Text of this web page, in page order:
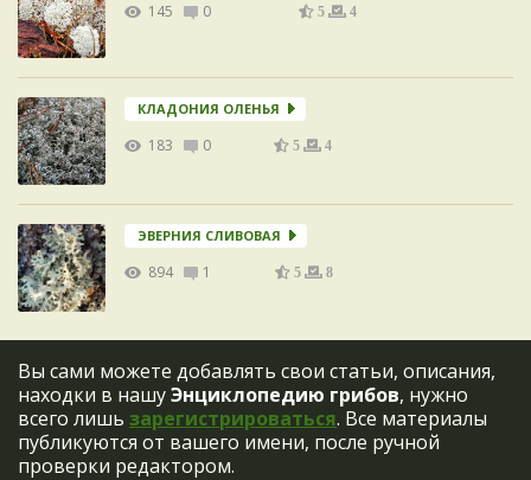
145 0 5 4
КЛАДОНИЯ ОЛЕНЬЯ
183 0 5 4
ЭВЕРНИЯ СЛИВОВАЯ
894 1 5 8
Вы сами можете добавлять свои статьи, описания,
находки в нашуЭнциклопедию грибов, нужно
всего лишь зарегистрироваться. Все материалы
публикуются от вашего имени, после ручной
проверки редактором.